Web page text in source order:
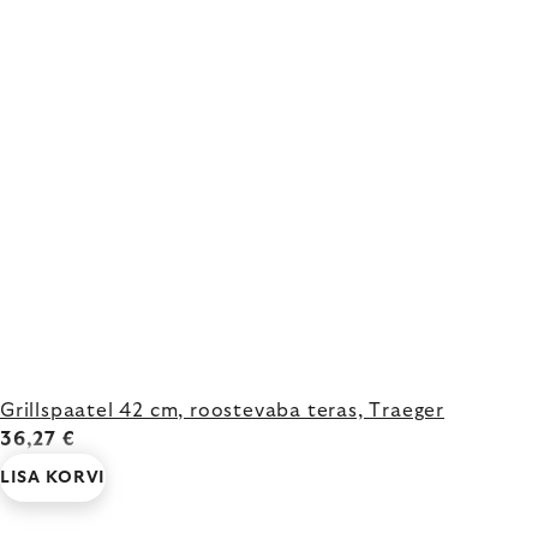
Grillspaatel 42 cm, roostevaba teras, Traeger
36,27 €
LISA KORVI